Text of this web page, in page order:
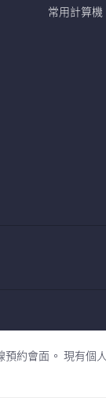
約會面。 現有個
常用計算機